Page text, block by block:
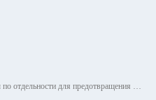
Упаковывая детали: Пузырьки упакованы по отдельности для предотвращения повреждений и царапин при транспортировке, зате